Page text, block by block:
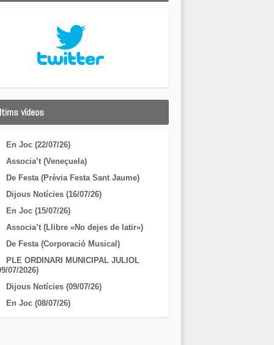
vídeos
En Joc (22/07/26)
Associa’t (Veneçuela)
De Festa (Prèvia Festa Sant Jaume)
Dijous Notícies (16/07/26)
En Joc (15/07/26)
Associa’t (Llibre «No dejes de latir»)
De Festa (Corporació Musical)
PLE ORDINARI MUNICIPAL JULIOL
07/2026)
Dijous Notícies (09/07/26)
En Joc (08/07/26)